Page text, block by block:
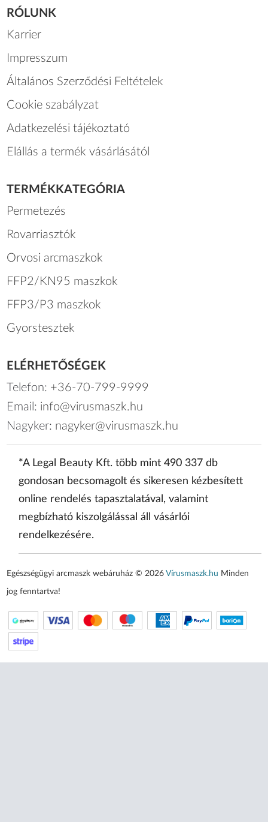
RÓLUNK
Karrier
Impresszum
Általános Szerződési Feltételek
Cookie szabályzat
Adatkezelési tájékoztató
Elállás a termék vásárlásától
TERMÉKKATEGÓRIA
Permetezés
Rovarriasztók
Orvosi arcmaszkok
FFP2/KN95 maszkok
FFP3/P3 maszkok
Gyorstesztek
ELÉRHETŐSÉGEK
Telefon: +36-70-799-9999
Email: info@virusmaszk.hu
Nagyker: nagyker@virusmaszk.hu
*A Legal Beauty Kft. több mint 490 337 db
gondosan becsomagolt és sikeresen kézbesített
online rendelés tapasztalatával, valamint
megbízható kiszolgálással áll vásárlói
rendelkezésére.
Egészségügyi arcmaszk webáruház © 2026Vírusmaszk.hu Minden
jog fenntartva!